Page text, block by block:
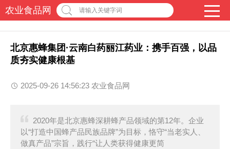
农业食品网 请输入关键字词
北京惠蜂集团·云南白药丽江药业：携手百强，以品
质夯实健康根基
2025-09-26 14:56:23 农业食品网
​2020年是北京惠蜂深耕蜂产品领域的第12年。企业
以“打造中国蜂产品民族品牌”为目标，恪守“当老实人、
做真产品”宗旨，践行“让人类获得健康更简